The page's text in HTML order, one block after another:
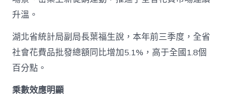
升溫。
湖北省統計局副局長葉福生說，本年前三季度，全省
社會花費品批發總額同比增加5.1%，高于全國1.8個
百分點。
乘數效應明顯